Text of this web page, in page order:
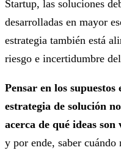
Startup, las soluciones
desarrolladas en mayor
estrategia también está
riesgo e incertidumbre
Pensar en los supuestos
estrategia de solución
acerca de qué ideas
y por ende, saber cuándo